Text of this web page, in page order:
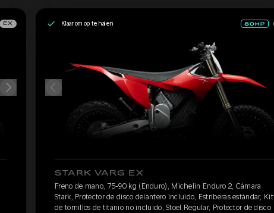
EX Klaar om op te halen
STARK VARG EX
Freno de mano, 75-90 kg (Enduro), Michelin Enduro 2, Cámara
Stark, Protector de disco delantero incluido, Estriberas estándar, Kit
de tornillos de titanio no incluido, Stoel Regular, Protector de disco